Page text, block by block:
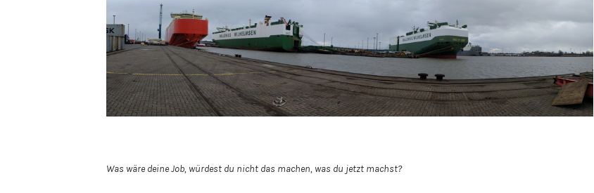
Was wäre deine Job, würdest du nicht das machen, was du jetzt machst?